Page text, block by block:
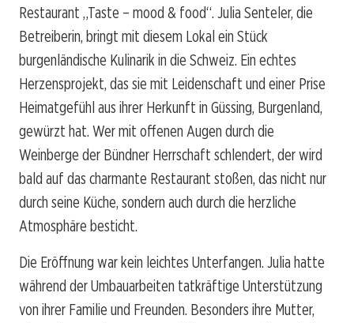
Restaurant „Taste – mood & food“. Julia Senteler, die
Betreiberin, bringt mit diesem Lokal ein Stück
burgenländische Kulinarik in die Schweiz. Ein echtes
Herzensprojekt, das sie mit Leidenschaft und einer Prise
Heimatgefühl aus ihrer Herkunft in Güssing, Burgenland,
gewürzt hat. Wer mit offenen Augen durch die
Weinberge der Bündner Herrschaft schlendert, der wird
bald auf das charmante Restaurant stoßen, das nicht nur
durch seine Küche, sondern auch durch die herzliche
Atmosphäre besticht.
Die Eröffnung war kein leichtes Unterfangen. Julia hatte
während der Umbauarbeiten tatkräftige Unterstützung
von ihrer Familie und Freunden. Besonders ihre Mutter,